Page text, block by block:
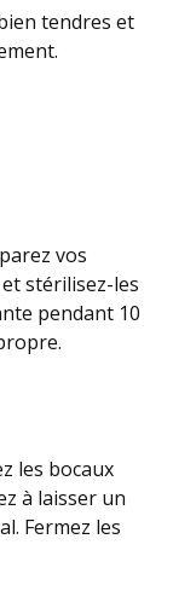
tendres et
vos
stérilisez-les
pendant 10
les bocaux
à laisser un
Fermez les